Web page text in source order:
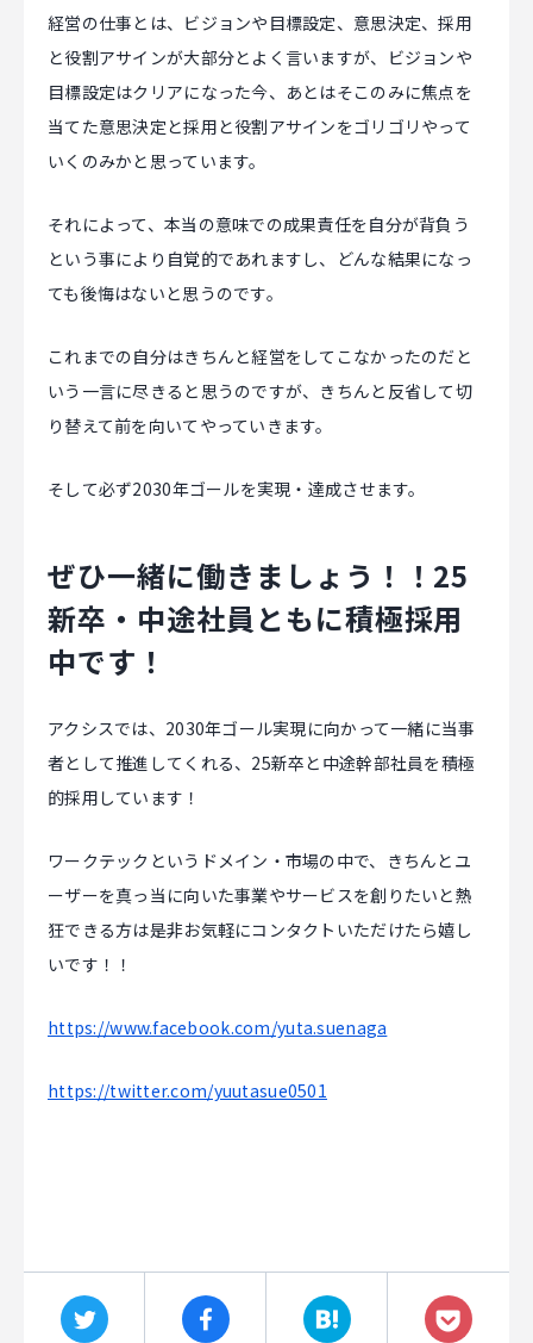
経営の仕事とは、ビジョンや目標設定、意思決定、採用
と役割アサインが大部分とよく言いますが、ビジョンや
目標設定はクリアになった今、あとはそこのみに焦点を
当てた意思決定と採用と役割アサインをゴリゴリやって
いくのみかと思っています。
それによって、本当の意味での成果責任を自分が背負う
という事により自覚的であれますし、どんな結果になっ
ても後悔はないと思うのです。
これまでの自分はきちんと経営をしてこなかったのだと
いう一言に尽きると思うのですが、きちんと反省して切
り替えて前を向いてやっていきます。
そして必ず2030年ゴールを実現・達成させます。
ぜひ一緒に働きましょう！！25
新卒・中途社員ともに積極採用
中です！
アクシスでは、2030年ゴール実現に向かって一緒に当事
者として推進してくれる、25新卒と中途幹部社員を積極
的採用しています！
ワークテックというドメイン・市場の中で、きちんとユ
ーザーを真っ当に向いた事業やサービスを創りたいと熱
狂できる方は是非お気軽にコンタクトいただけたら嬉し
いです！！
https://www.facebook.com/yuta.suenaga
https://twitter.com/yuutasue0501